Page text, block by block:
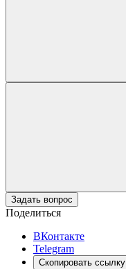
Задать вопрос
Поделиться
ВКонтакте
Telegram
Скопировать ссылку